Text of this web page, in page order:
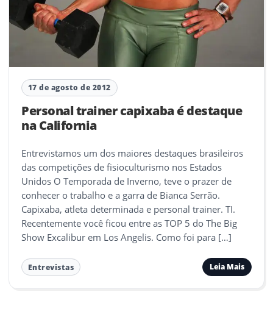
17 de agosto de 2012
Personal trainer capixaba é destaque
na California
Entrevistamos um dos maiores destaques brasileiros
das competições de fisioculturismo nos Estados
Unidos O Temporada de Inverno, teve o prazer de
conhecer o trabalho e a garra de Bianca Serrão.
Capixaba, atleta determinada e personal trainer. TI.
Recentemente você ficou entre as TOP 5 do The Big
Show Excalibur em Los Angelis. Como foi para […]
Entrevistas Leia Mais